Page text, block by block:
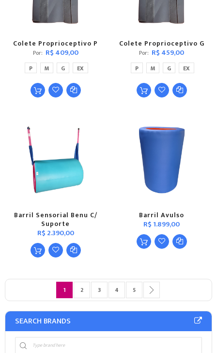
Colete Proprioceptivo P
Por R$ 409,00
P M G EX
Colete Proprioceptivo G
Por R$ 459,00
P M G EX
Barril Sensorial Benu C/
Suporte
R$ 2.390,00
Barril Avulso
R$ 1.899,00
Página
Você esta lendo a pagina
1 Página
2 Página
3 Página
4 Página
5
SEARCH BRANDS